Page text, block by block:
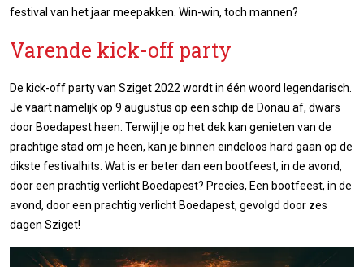
festival van het jaar meepakken. Win-win, toch mannen?
Varende kick-off party
De kick-off party van Sziget 2022 wordt in één woord legendarisch.
Je vaart namelijk op 9 augustus op een schip de Donau af, dwars
door Boedapest heen. Terwijl je op het dek kan genieten van de
prachtige stad om je heen, kan je binnen eindeloos hard gaan op de
dikste festivalhits. Wat is er beter dan een bootfeest, in de avond,
door een prachtig verlicht Boedapest? Precies, Een bootfeest, in de
avond, door een prachtig verlicht Boedapest, gevolgd door zes
dagen Sziget!